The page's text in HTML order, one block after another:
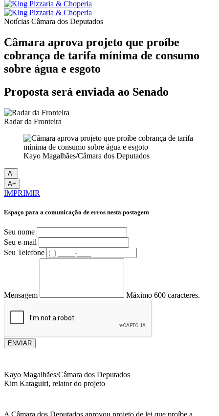
Notícias Câmara dos Deputados
Câmara aprova projeto que proíbe
cobrança de tarifa mínima de consumo
sobre água e esgoto
Proposta será enviada ao Senado
Radar da Fronteira
Kayo Magalhães/Câmara dos Deputados
A-
A+
IMPRIMIR
Espaço para a comunicação de erros nesta postagem
Seu nome
Seu e-mail
Seu Telefone
Mensagem Máximo 600 caracteres.
ENVIAR
Kayo Magalhães/Câmara dos Deputados
Kim Kataguiri, relator do projeto
A Câmara dos Deputados aprovou projeto de lei que proíbe a